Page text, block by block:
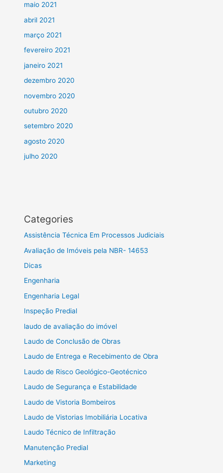
maio 2021
abril 2021
março 2021
fevereiro 2021
janeiro 2021
dezembro 2020
novembro 2020
outubro 2020
setembro 2020
agosto 2020
julho 2020
Categories
Assistência Técnica Em Processos Judiciais
Avaliação de Imóveis pela NBR- 14653
Dicas
Engenharia
Engenharia Legal
Inspeção Predial
laudo de avaliação do imóvel
Laudo de Conclusão de Obras
Laudo de Entrega e Recebimento de Obra
Laudo de Risco Geológico-Geotécnico
Laudo de Segurança e Estabilidade
Laudo de Vistoria Bombeiros
Laudo de Vistorias Imobiliária Locativa
Laudo Técnico de Infiltração
Manutenção Predial
Marketing